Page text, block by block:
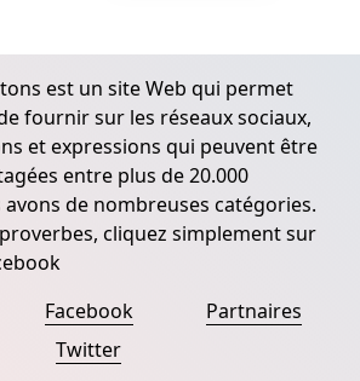
est un site Web qui permet
fournir sur les réseaux sociaux,
et expressions qui peuvent être
entre plus de 20.000
de nombreuses catégories.
cliquez simplement sur
Facebook
Twitter
Partnaires